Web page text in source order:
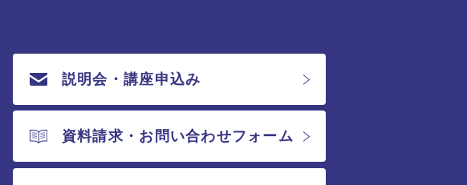
説明会・講座申込み
資料請求・お問い合わせフォーム